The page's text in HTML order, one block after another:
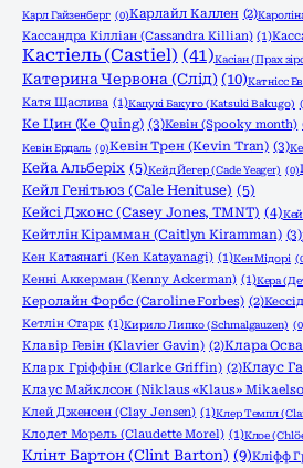
Карл Гайзенберг (0)Карлайл Каллен (2)
Кассандра Кілліан (Cassandra Killian) (1)
Кастіель (Castiel) (41)Касіан (Прах
Катерина Червона (Слід) (10)Катнісс
Катя Щаслива (1)Кацукі Бакуго (Katsuki Bakugo)
Ке Цин (Ke Quing) (3)Кевін (Spooky month)
Кевін Ердаль (0)Кевін Трен (Kevin Tran) (3)
Кейа Альберіх (5)Кейд Йегер (Cade Yeager) (0)
Кейл Генітьюз (Cale Henituse) (5)
Кейсі Джонс (Casey Jones, TMNT) (4)
Кейтлін Кірамман (Caitlyn Kiramman) (3)
Кен Катаянаґі (Ken Katayanagi) (1)Кен Мідорі
Кенні Аккерман (Kenny Ackerman) (1)Кера
Керолайн Форбс (Caroline Forbes) (2)
Кетлін Старк (1)Кирило Липко (Schmalgauzen)
Клавір Гевін (Klavier Gavin) (2)Клара
Кларк Гріффін (Clarke Griffin) (2)Клаус
Клаус Майклсон (Niklaus «Klaus»
Клей Дженсен (Clay Jensen) (1)Клер Темпл
Клодет Морель (Claudette Morel) (1)Клое
Клінт Бартон (Clint Barton) (9)Кліфф